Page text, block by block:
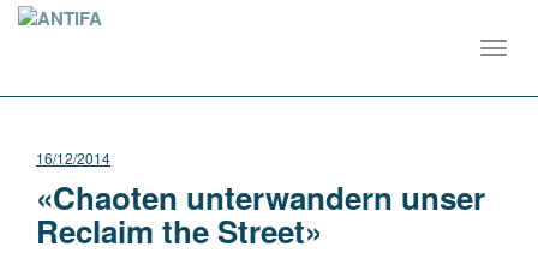
16/12/2014
«Chaoten unterwandern unser
Reclaim the Street»